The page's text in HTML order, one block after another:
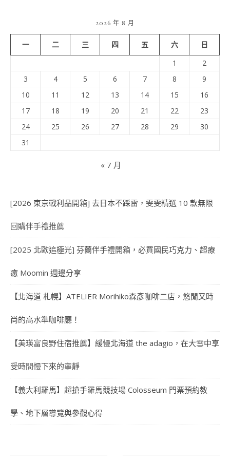
2026 年 8 月
一 二 三 四 五 六
日
1
2
3
4 5 6 7 8
9
10
11 12 13 14 15
16
17
18 19 20 21 22
23
24
25 26 27 28 29
30
31
« 7 月
[2026 東京戰利品開箱] 去日本不踩雷，雯雯精選 10 款無限
回購伴手禮推薦
[2025 北歐追極光] 芬蘭伴手禮開箱，必買國民巧克力、超療
癒 Moomin 週邊分享
【北海道 札幌】ATELIER Morihiko森彥咖啡二店，悠閒又時
尚的高水準咖啡廳！
【美瑛富良野住宿推薦】緩慢北海道 the adagio，在大雪中享
受時間慢下來的寧靜
【義大利羅馬】超搶手羅馬競技場 Colosseum 門票預約教
學、地下層導覽與參觀心得